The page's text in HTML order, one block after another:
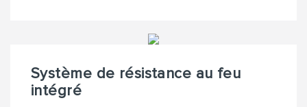
Système de résistance au feu
intégré